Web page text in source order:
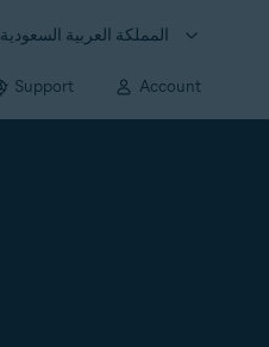
المملكة العربية السعودية
Support Account